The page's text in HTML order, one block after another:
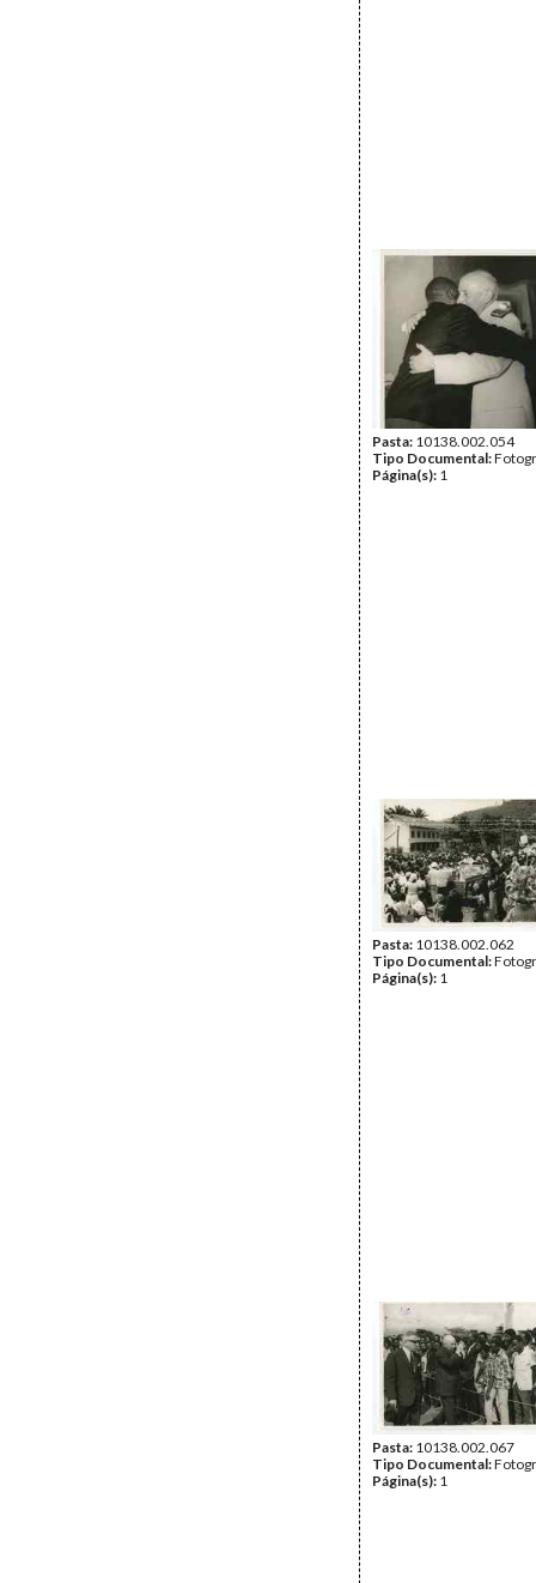
Pasta: 10138.002.054
Tipo Documental:
Página(s): 1
Pasta: 10138.002.062
Tipo Documental:
Página(s): 1
Pasta: 10138.002.067
Tipo Documental:
Página(s): 1